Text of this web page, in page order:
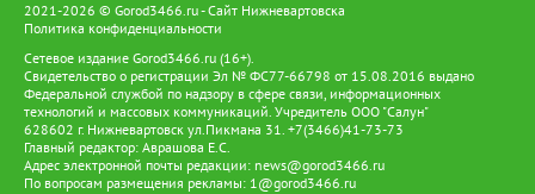
2021-2026 © Gorod3466.ru - Сайт Нижневартовска
Политика конфиденциальности
Сетевое издание Gorod3466.ru (16+).
Свидетельство о регистрации Эл № ФС77-66798 от 15.08.2016 выдано
Федеральной службой по надзору в сфере связи, информационных
технологий и массовых коммуникаций. Учредитель ООО "Салун"
628602 г. Нижневартовск ул.Пикмана 31. +7(3466)41-73-73
Главный редактор: Аврашова Е.С.
Адрес электронной почты редакции: news@gorod3466.ru
По вопросам размещения рекламы: 1@gorod3466.ru